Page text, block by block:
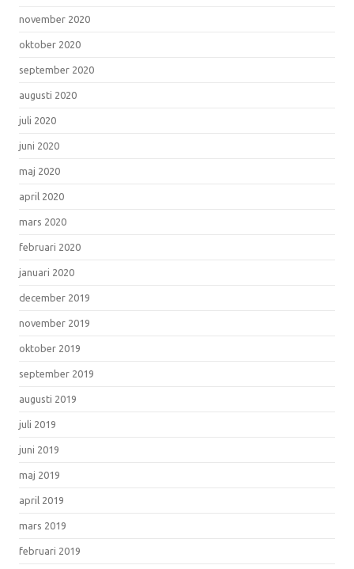
november 2020
oktober 2020
september 2020
augusti 2020
juli 2020
juni 2020
maj 2020
april 2020
mars 2020
februari 2020
januari 2020
december 2019
november 2019
oktober 2019
september 2019
augusti 2019
juli 2019
juni 2019
maj 2019
april 2019
mars 2019
februari 2019